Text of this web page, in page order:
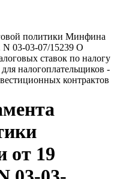
политики Минфина
N 03-03-07/15239 О
ставок по налогу
налогоплательщиков -
контрактов
от 19